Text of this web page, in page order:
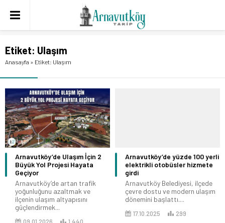
Etiket: Ulaşım
Anasayfa » Etiket: Ulaşım
Arnavutköy’de Ulaşım İçin 2
Büyük Yol Projesi Hayata
Geçiyor
Arnavutköy’de artan trafik
yoğunluğunu azaltmak ve
ilçenin ulaşım altyapısını
güçlendirmek...
09.01.2026 1.440
Arnavutköy’de yüzde 100 yerli
elektrikli otobüsler hizmete
girdi
Arnavutköy Belediyesi, ilçede
çevre dostu ve modern ulaşım
dönemini başlattı....
17.10.2025 299